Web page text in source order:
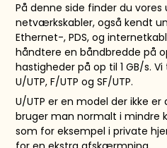
På denne side finder du
netværkskabler, også kendt
Ethernet-, PDS, og
håndtere en båndbredde på
hastigheder på op til 1 GB/s.
U/UTP, F/UTP og SF/UTP.
U/UTP er en model der ikke
bruger man normalt i mindre
som for eksempel i private